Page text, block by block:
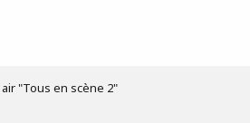
"Tous en scène 2"